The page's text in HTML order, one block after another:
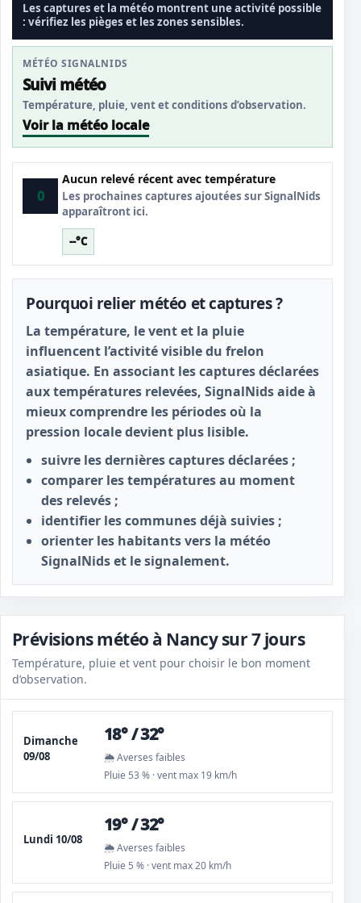
Les captures et la météo montrent une activité possible
: vérifiez les pièges et les zones sensibles.
MÉTÉO SIGNALNIDS
Suivi météo
Température, pluie, vent et conditions d’observation.
Voir la météo locale
0
Aucun relevé récent avec température
Les prochaines captures ajoutées sur SignalNids
apparaîtront ici.
--°C
Pourquoi relier météo et captures ?
La température, le vent et la pluie
influencent l’activité visible du frelon
asiatique. En associant les captures déclarées
aux températures relevées, SignalNids aide à
mieux comprendre les périodes où la
pression locale devient plus lisible.
suivre les dernières captures déclarées ;
comparer les températures au moment
des relevés ;
identifier les communes déjà suivies ;
orienter les habitants vers la météo
SignalNids et le signalement.
Prévisions météo à Nancy sur 7 jours
Température, pluie et vent pour choisir le bon moment
d’observation.
Dimanche
09/08
18° / 32°
🌦️ Averses faibles
Pluie 53 % · vent max 19 km/h
Lundi 10/08
19° / 32°
🌦️ Averses faibles
Pluie 5 % · vent max 20 km/h